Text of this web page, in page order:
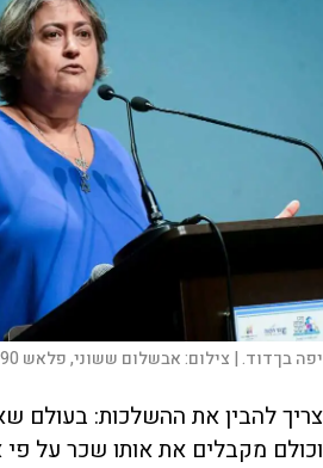
יפה בן־דוד. | צילום:אבשלום ששוני, פלאש 90
צריך להבין את ההשלכות: בעולם
וכולם מקבלים את אותו שכר על